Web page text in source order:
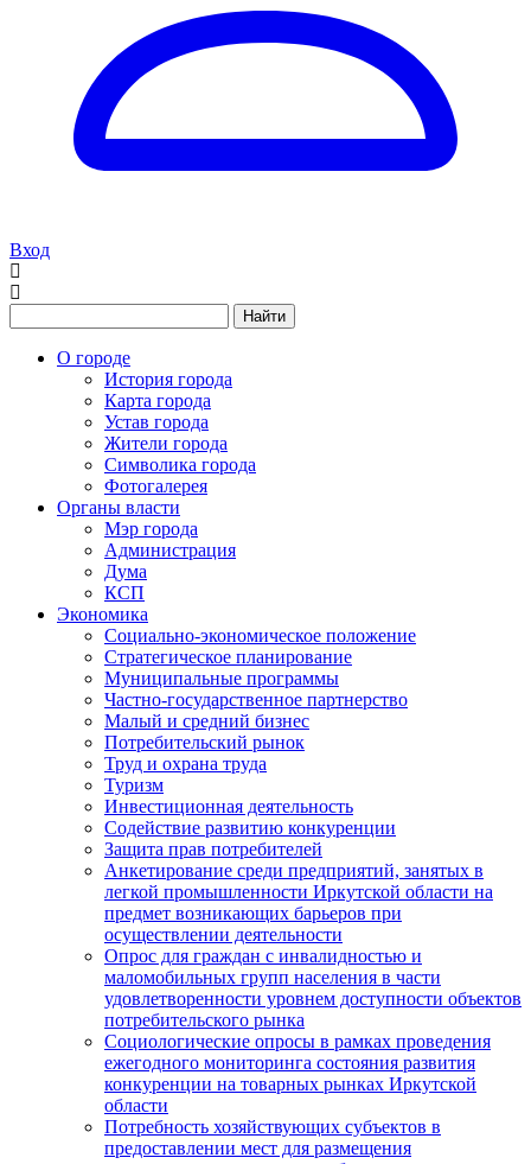
Вход
Найти
О городе
История города
Карта города
Устав города
Жители города
Символика города
Фотогалерея
Органы власти
Мэр города
Администрация
Дума
КСП
Экономика
Социально-экономическое положение
Стратегическое планирование
Муниципальные программы
Частно-государственное партнерство
Малый и средний бизнес
Потребительский рынок
Труд и охрана труда
Туризм
Инвестиционная деятельность
Содействие развитию конкуренции
Защита прав потребителей
Анкетирование среди предприятий, занятых в
легкой промышленности Иркутской области на
предмет возникающих барьеров при
осуществлении деятельности
Опрос для граждан с инвалидностью и
маломобильных групп населения в части
удовлетворенности уровнем доступности объектов
потребительского рынка
Социологические опросы в рамках проведения
ежегодного мониторинга состояния развития
конкуренции на товарных рынках Иркутской
области
Потребность хозяйствующих субъектов в
предоставлении мест для размещения